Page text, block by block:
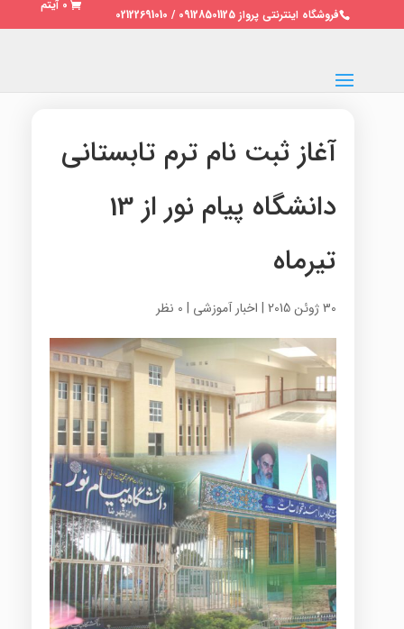
فروشگاه اینترنتی پرواز 09128501125 / 02122691010
0 آیتم
آغاز ثبت نام ترم تابستانی
دانشگاه پیام نور از 13
تیرماه
30 ژوئن 2015 | اخبار آموزشی | 0 نظر